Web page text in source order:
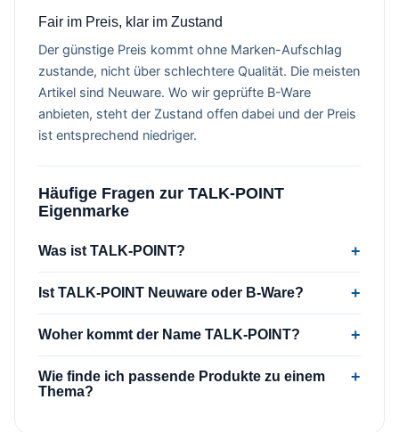
Fair im Preis, klar im Zustand
Der günstige Preis kommt ohne Marken-Aufschlag
zustande, nicht über schlechtere Qualität. Die meisten
Artikel sind Neuware. Wo wir geprüfte B-Ware
anbieten, steht der Zustand offen dabei und der Preis
ist entsprechend niedriger.
Häufige Fragen zur TALK-POINT
Eigenmarke
Was ist TALK-POINT?
Ist TALK-POINT Neuware oder B-Ware?
Woher kommt der Name TALK-POINT?
Wie finde ich passende Produkte zu einem
Thema?